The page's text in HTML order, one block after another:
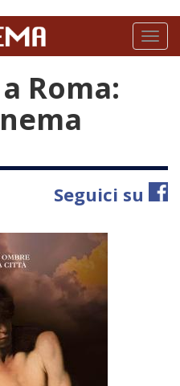
Toggle
Roma:
Seguici su